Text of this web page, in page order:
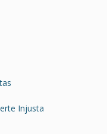
Injusta